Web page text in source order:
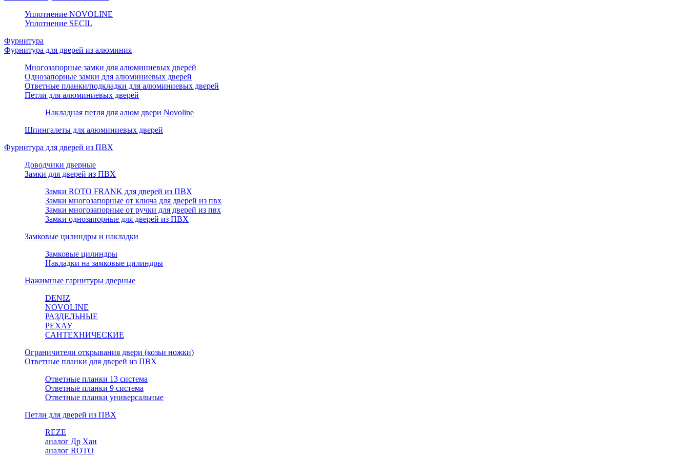
Уплотнение NOVOLINE
Уплотнение SECIL
Фурнитура
Фурнитура для дверей из алюминия
Многозапорные замки для алюминиевых дверей
Однозапорные замки для алюминиевых дверей
Ответные планки/подкладки для алюминиевых дверей
Петли для алюминиевых дверей
Накладная петля для алюм двери Novoline
Шпингалеты для алюминиевых дверей
Фурнитура для дверей из ПВХ
Доводчики дверные
Замки для дверей из ПВХ
Замки ROTO FRANK для дверей из ПВХ
Замки многозапорные от ключа для дверей из пвх
Замки многозапорные от ручки для дверей из пвх
Замки однозапорные для дверей из ПВХ
Замковые цилиндры и накладки
Замковые цилиндры
Накладки на замковые цилиндры
Нажимные гарнитуры дверные
DENIZ
NOVOLINE
РАЗДЕЛЬНЫЕ
РЕХАУ
САНТЕХНИЧЕСКИЕ
Ограничители открывания двери (козьи ножки)
Ответные планки для дверей из ПВХ
Ответные планки 13 система
Ответные планки 9 система
Ответные планки универсальные
Петли для дверей из ПВХ
REZE
аналог Др Хан
аналог ROTO